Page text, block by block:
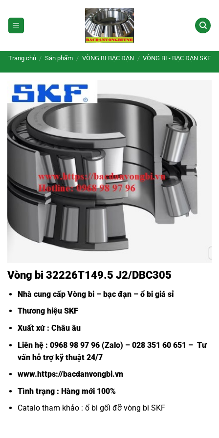
qua
nội
Trang chủ / Sản phẩm / VÒNG BI BẠC ĐẠN / VÒNG BI - BẠC ĐẠN SKF
Vòng bi 32226T149.5 J2/DBC305
Nhà cung cấp Vòng bi – bạc đạn – ổ bi giá sỉ
Thương hiệu SKF
Xuất xứ : Châu âu
Liên hệ : 0968 98 97 96 (Zalo) – 028 351 60 651 – Tư
vấn hỗ trợ kỹ thuật 24/7
www.https://bacdanvongbi.vn
Tình trạng : Hàng mới 100%
Catalo tham khảo : ổ bi gối đỡ vòng bi SKF